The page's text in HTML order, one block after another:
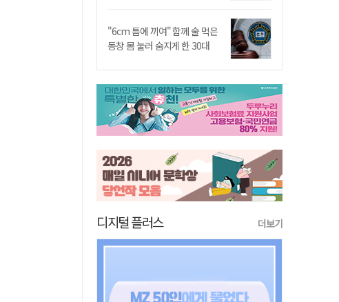
"6cm 틈에 끼여" 함께 술 먹은
동창 몸 눌러 숨지게 한 30대
디지털 플러스 더보기